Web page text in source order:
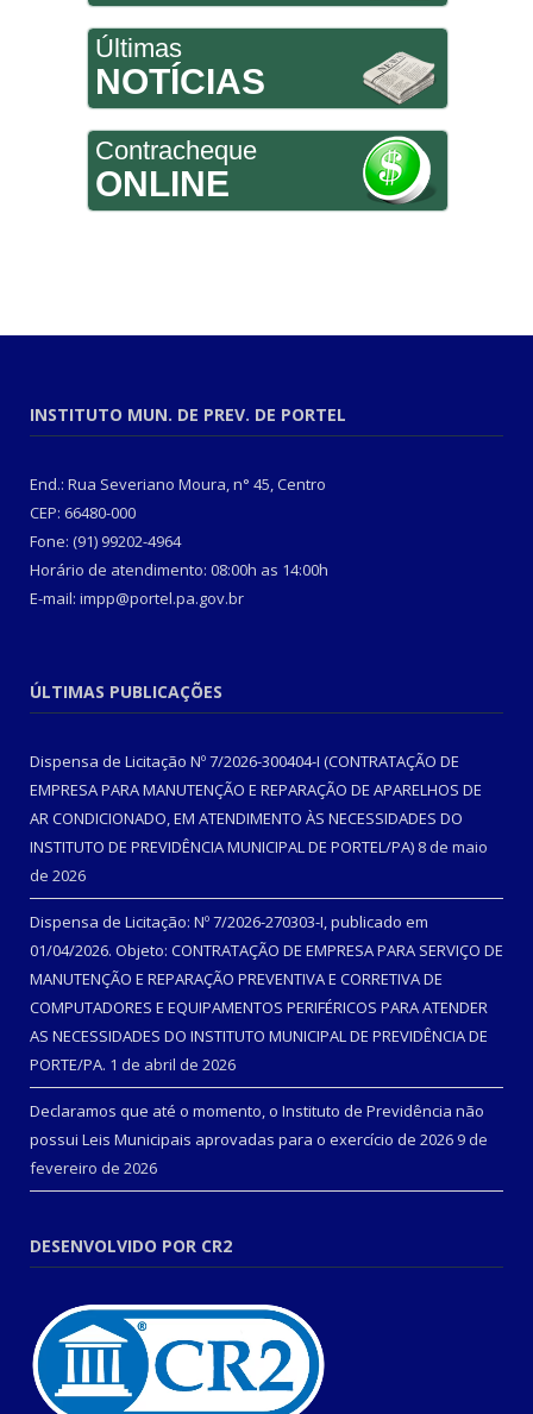
Últimas
NOTÍCIAS
Contracheque
ONLINE
INSTITUTO MUN. DE PREV. DE PORTEL
End.: Rua Severiano Moura, n° 45, Centro
CEP: 66480-000
Fone: (91) 99202-4964
Horário de atendimento: 08:00h as 14:00h
E-mail: impp@portel.pa.gov.br
ÚLTIMAS PUBLICAÇÕES
Dispensa de Licitação Nº 7/2026-300404-I (CONTRATAÇÃO DE
EMPRESA PARA MANUTENÇÃO E REPARAÇÃO DE APARELHOS DE
AR CONDICIONADO, EM ATENDIMENTO ÀS NECESSIDADES DO
INSTITUTO DE PREVIDÊNCIA MUNICIPAL DE PORTEL/PA) 8 de maio
de 2026
Dispensa de Licitação: Nº 7/2026-270303-I, publicado em
01/04/2026. Objeto: CONTRATAÇÃO DE EMPRESA PARA SERVIÇO DE
MANUTENÇÃO E REPARAÇÃO PREVENTIVA E CORRETIVA DE
COMPUTADORES E EQUIPAMENTOS PERIFÉRICOS PARA ATENDER
AS NECESSIDADES DO INSTITUTO MUNICIPAL DE PREVIDÊNCIA DE
PORTE/PA. 1 de abril de 2026
Declaramos que até o momento, o Instituto de Previdência não
possui Leis Municipais aprovadas para o exercício de 2026 9 de
fevereiro de 2026
DESENVOLVIDO POR CR2